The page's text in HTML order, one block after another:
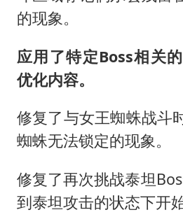
的现象。
应用了特定Boss相关
优化内容。
修复了与女王蜘蛛战斗
蜘蛛无法锁定的现象。
修复了再次挑战泰坦
到泰坦攻击的状态下开